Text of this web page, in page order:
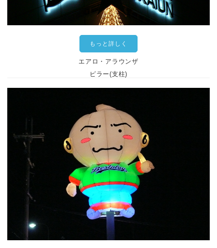
もっと詳しく
エアロ・アラウンザ
ピラー(支柱)